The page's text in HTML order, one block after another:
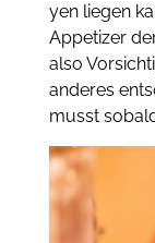
yen liegen
Appetizer
also
anderes
musst